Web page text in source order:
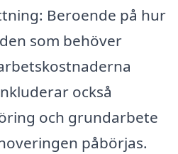
Beroende på hur
som behöver
också
och grundarbete
påbörjas.